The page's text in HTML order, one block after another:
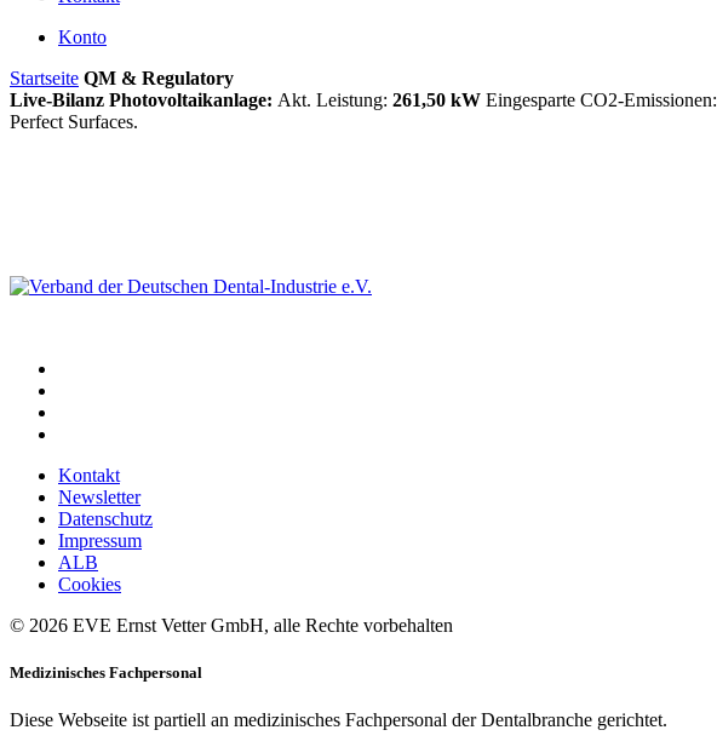
Konto
Startseite QM & Regulatory
Live-Bilanz Photovoltaikanlage: Akt. Leistung: 261,50 kW Eingesparte CO2-Emissionen:
Perfect Surfaces.
Kontakt
Newsletter
Datenschutz
Impressum
ALB
Cookies
© 2026 EVE Ernst Vetter GmbH, alle Rechte vorbehalten
Medizinisches Fachpersonal
Diese Webseite ist partiell an medizinisches Fachpersonal der Dentalbranche gerichtet.